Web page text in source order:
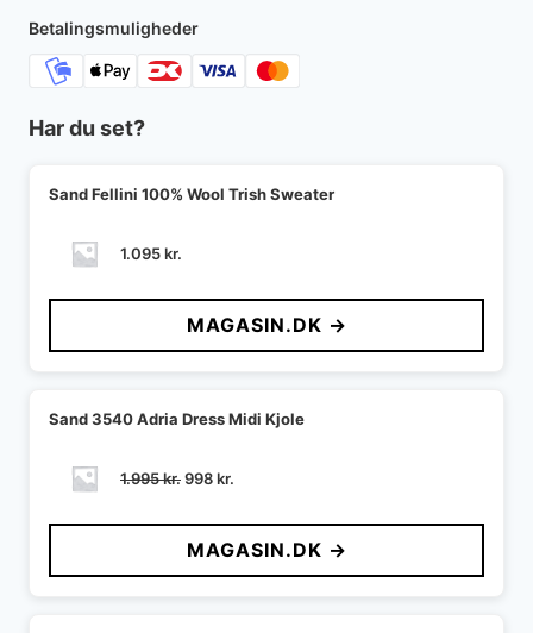
Betalingsmuligheder
Har du set?
Sand Fellini 100% Wool Trish Sweater
1.095kr.
MAGASIN.DK →
Sand 3540 Adria Dress Midi Kjole
1.995kr.Den
pris
var:
1.995 kr..
998kr.
pris
er:
998 kr..
MAGASIN.DK →